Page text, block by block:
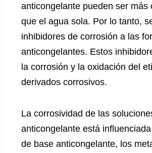
anticongelante pueden ser más
que el agua sola. Por lo tanto,
inhibidores de corrosión a las
anticongelantes. Estos
la corrosión y la oxidación del
derivados corrosivos.
La corrosividad de las
anticongelante está
de base anticongelante, los